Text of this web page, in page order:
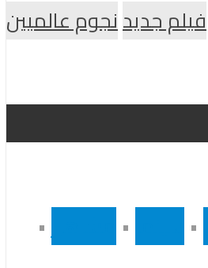
فيلم جديدنجوم عالميين
•
•
•